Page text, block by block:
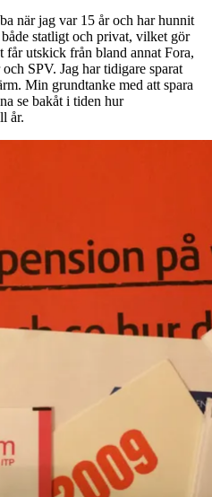
när jag var 15 år och har hunnit
statligt och privat, vilket gör
får utskick från bland annat Fora,
SPV. Jag har tidigare sparat
Min grundtanke med att spara
se bakåt i tiden hur
år.